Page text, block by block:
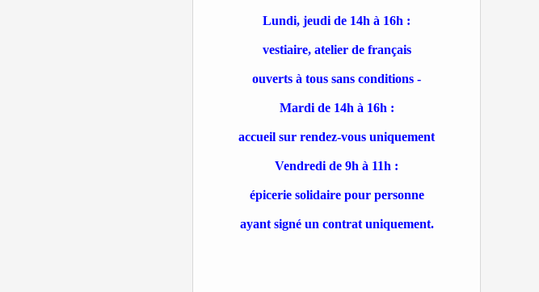
Lundi, jeudi de 14h à 16h :
vestiaire, atelier de français
ouverts à tous sans conditions -
Mardi de 14h à 16h :
accueil sur rendez-vous uniquement
Vendredi de 9h à 11h :
épicerie solidaire pour personne
ayant signé un contrat uniquement.